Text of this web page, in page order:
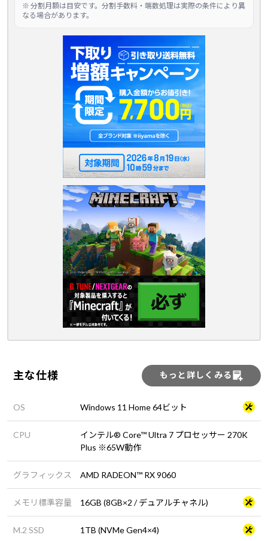
※ 分割月額は目安です。分割手数料・端数処理は実際の条件により異
なる場合があります。
主な仕様 もっと詳しくみる
OS Windows 11 Home 64ビット
CPU
インテル® Core™ Ultra 7 プロセッサー 270K
Plus ※65W動作
グラフィックス AMD RADEON™ RX 9060
メモリ標準容量 16GB (8GB×2 / デュアルチャネル)
M.2 SSD 1TB (NVMe Gen4×4)